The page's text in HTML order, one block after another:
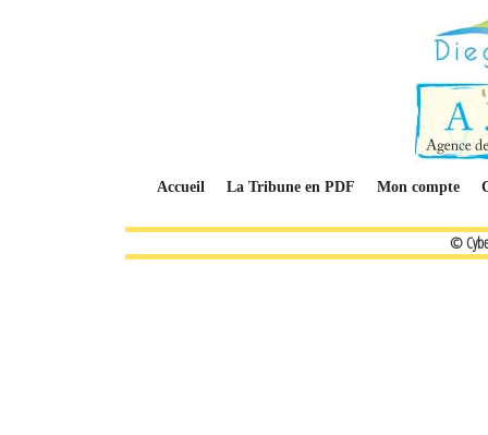
Accueil La Tribune en PDF Mon compte
©